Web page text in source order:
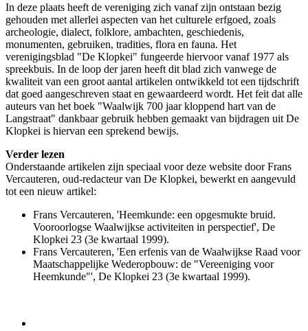
In deze plaats heeft de vereniging zich vanaf zijn ontstaan bezig
gehouden met allerlei aspecten van het culturele erfgoed, zoals
archeologie, dialect, folklore, ambachten, geschiedenis,
monumenten, gebruiken, tradities, flora en fauna. Het
verenigingsblad "De Klopkei" fungeerde hiervoor vanaf 1977 als
spreekbuis. In de loop der jaren heeft dit blad zich vanwege de
kwaliteit van een groot aantal artikelen ontwikkeld tot een tijdschrift
dat goed aangeschreven staat en gewaardeerd wordt. Het feit dat alle
auteurs van het boek "Waalwijk 700 jaar kloppend hart van de
Langstraat" dankbaar gebruik hebben gemaakt van bijdragen uit De
Klopkei is hiervan een sprekend bewijs.
Verder lezen
Onderstaande artikelen zijn speciaal voor deze website door Frans
Vercauteren, oud-redacteur van De Klopkei, bewerkt en aangevuld
tot een nieuw artikel:
Frans Vercauteren, 'Heemkunde: een opgesmukte bruid.
Vooroorlogse Waalwijkse activiteiten in perspectief', De
Klopkei 23 (3e kwartaal 1999).
Frans Vercauteren, 'Een erfenis van de Waalwijkse Raad voor
Maatschappelijke Wederopbouw: de "Vereeniging voor
Heemkunde"', De Klopkei 23 (3e kwartaal 1999).